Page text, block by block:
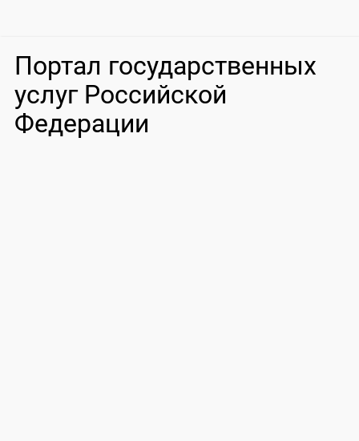
Портал государственных
услуг Российской
Федерации